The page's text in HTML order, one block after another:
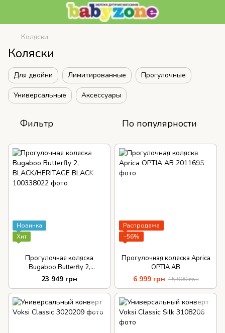
Коляски
Коляски
Для двойни Лимитированные Прогулочные
Универсальные Аксессуары
Фильтр По популярности
Новинка
Хит
Прогулочная коляска
Bugaboo Butterfly 2,
BLACK/HERITAGE BLACK
23 949 грн
Распродажа
−56%
Прогулочная коляска Aprica
OPTIA AB
6 999 грн 15 900 грн